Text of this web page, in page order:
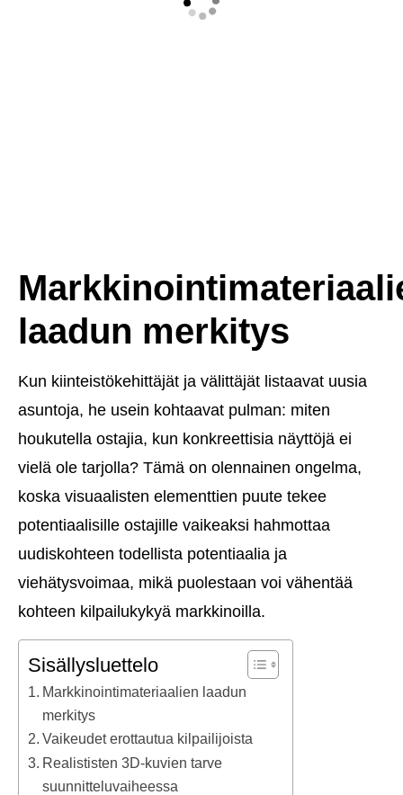
laadun merkitys
Kun kiinteistökehittäjät ja välittäjät listaavat uusia
asuntoja, he usein kohtaavat pulman: miten
houkutella ostajia, kun konkreettisia näyttöjä ei
vielä ole tarjolla? Tämä on olennainen ongelma,
koska visuaalisten elementtien puute tekee
potentiaalisille ostajille vaikeaksi hahmottaa
uudiskohteen todellista potentiaalia ja
viehätysvoimaa, mikä puolestaan voi vähentää
kohteen kilpailukykyä markkinoilla.
Sisällysluettelo
Markkinointimateriaalien laadun
merkitys
Vaikeudet erottautua kilpailijoista
Realististen 3D-kuvien tarve
suunnitteluvaiheessa